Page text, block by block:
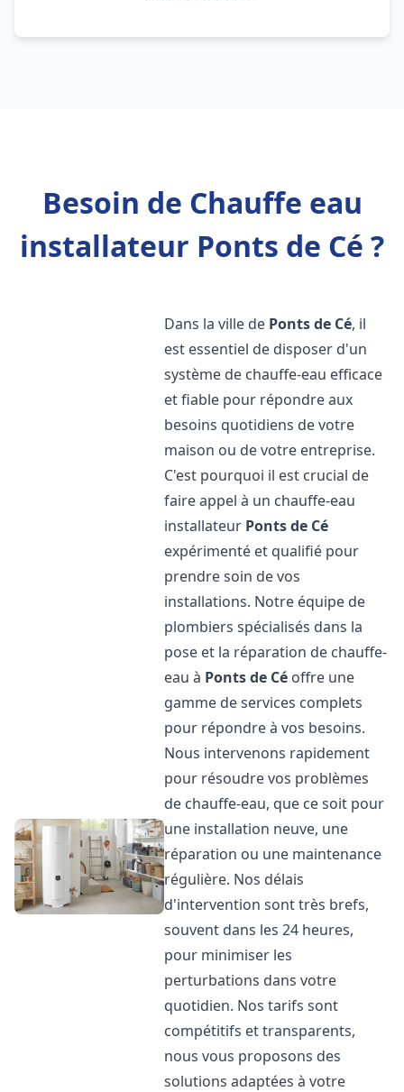
Besoin de Chauffe eau
installateur Ponts de Cé ?
Dans la ville de Ponts de Cé, il
est essentiel de disposer d'un
système de chauffe-eau efficace
et fiable pour répondre aux
besoins quotidiens de votre
maison ou de votre entreprise.
C'est pourquoi il est crucial de
faire appel à un chauffe-eau
installateur Ponts de Cé
expérimenté et qualifié pour
prendre soin de vos
installations. Notre équipe de
plombiers spécialisés dans la
pose et la réparation de chauffe-
eau à Ponts de Cé offre une
gamme de services complets
pour répondre à vos besoins.
Nous intervenons rapidement
pour résoudre vos problèmes
de chauffe-eau, que ce soit pour
une installation neuve, une
réparation ou une maintenance
régulière. Nos délais
d'intervention sont très brefs,
souvent dans les 24 heures,
pour minimiser les
perturbations dans votre
quotidien. Nos tarifs sont
compétitifs et transparents,
nous vous proposons des
solutions adaptées à votre